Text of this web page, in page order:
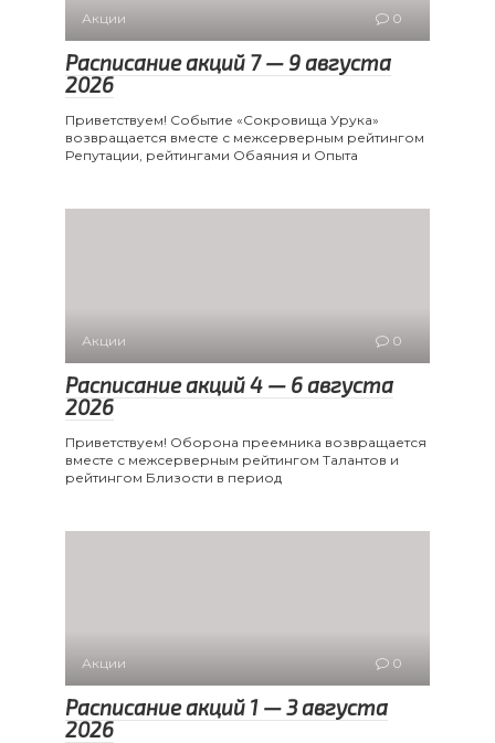
Акции 0
Расписание акций 7 — 9 августа
2026
Приветствуем! Событие «Сокровища Урука»
возвращается вместе с межсерверным рейтингом
Репутации, рейтингами Обаяния и Опыта
Акции 0
Расписание акций 4 — 6 августа
2026
Приветствуем! Оборона преемника возвращается
вместе с межсерверным рейтингом Талантов и
рейтингом Близости в период
Акции 0
Расписание акций 1 — 3 августа
2026